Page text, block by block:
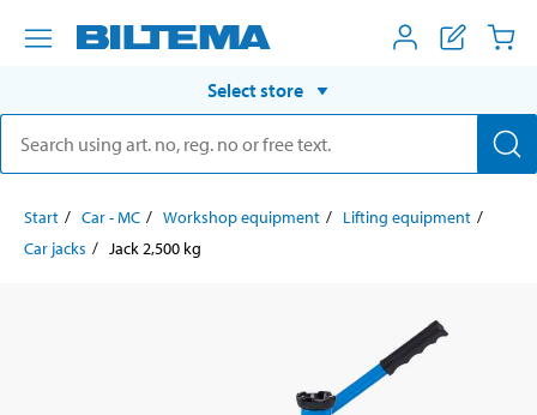
Select store
Start Car - MC Workshop equipment
Lifting equipment
Car jacks
Jack 2,500 kg